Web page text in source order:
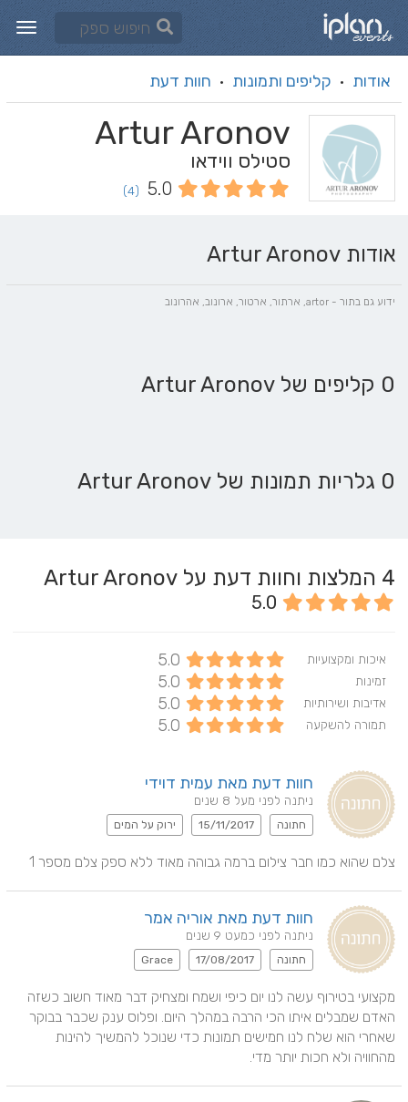
אודות · קליפים ותמונות · חוות דעת
Artur Aronov
סטילס ווידאו
5.0
(4)
אודות Artur Aronov
ידוע גם בתור - artor, ארתור, ארטור, ארונוב, אהרונוב
0 קליפים של Artur Aronov
0 גלריות תמונות של Artur Aronov
4 המלצות וחוות דעת על Artur Aronov
5.0
איכות ומקצועיות 5.0
זמינות 5.0
אדיבות ושירותיות 5.0
תמורה להשקעה 5.0
חוות דעת מאת עמית דוידי
ניתנה לפני מעל 8 שנים
חתונה 15/11/2017 ירוק על המים
צלם שהוא כמו חבר צילום ברמה גבוהה מאוד ללא ספק צלם מספר 1
חוות דעת מאת אוריה אמר
ניתנה לפני כמעט 9 שנים
חתונה 17/08/2017
Grace
מהחוויה ולא חכות יותר מדי.